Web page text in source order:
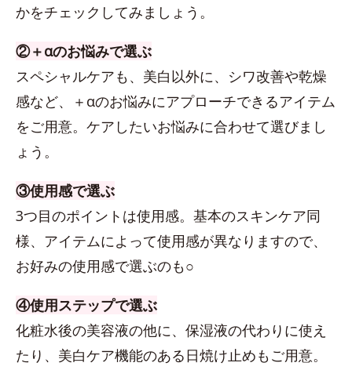
かをチェックしてみましょう。
②＋αのお悩みで選ぶ
スペシャルケアも、美白以外に、シワ改善や乾燥
感など、＋αのお悩みにアプローチできるアイテム
をご用意。ケアしたいお悩みに合わせて選びまし
ょう。
③使用感で選ぶ
3つ目のポイントは使用感。基本のスキンケア同
様、アイテムによって使用感が異なりますので、
お好みの使用感で選ぶのも○
④使用ステップで選ぶ
化粧水後の美容液の他に、保湿液の代わりに使え
たり、美白ケア機能のある日焼け止めもご用意。